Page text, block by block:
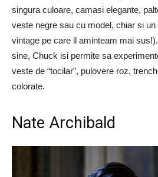
singura culoare, camasi elegante,
veste negre sau cu model, chiar si
vintage pe care il aminteam mai
sine, Chuck isi permite sa
veste de “tocilar”, pulovere roz,
colorate.
Nate Archibald